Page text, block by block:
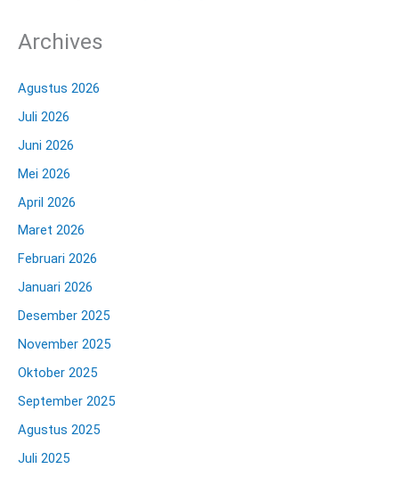
Archives
Agustus 2026
Juli 2026
Juni 2026
Mei 2026
April 2026
Maret 2026
Februari 2026
Januari 2026
Desember 2025
November 2025
Oktober 2025
September 2025
Agustus 2025
Juli 2025